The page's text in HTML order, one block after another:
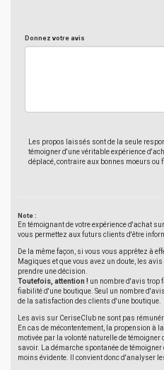
Donnez votre avis
Les propos laissés sont de la seule
témoigner d'une véritable expérience
déplacé, contraire aux bonnes moeurs ou
Note :
En témoignant de votre expérience d'achat
vous permettez aux futurs clients d'être
De la même façon, si vous vous apprêtez à
Magiques et que vous avez un doute, les
prendre une décision.
Toutefois, attention ! un nombre d'avis trop
fiabilité d'une boutique. Seul un nombre
de la satisfaction des clients d'une boutique.
Les avis sur CeriseClub ne sont pas
En cas de mécontentement, la propension à
motivée par la volonté naturelle de témoigner
savoir. La démarche spontanée de
moins évidente. Il convient donc d'analyser